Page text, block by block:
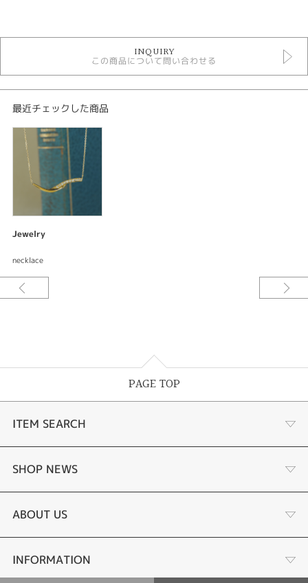
デジタルジュエリーリフォーム
オーダーメイド ネックレス
素材：K18イエローゴールド
サイズ：トップ縦約6.8mm 横約31㎜
加工：鏡面仕上げ
宝石：ダイアモンド
素材：K18イエローゴールド
サイズ：トップ縦約14.2mm 横約13.4㎜
宝石：ダイアモンド
ご要望をお伺いしながらデザインしてサンプル〈レジン〉を試着できる。何
度でも修正出来て試着できるので出来上がりの満足度が違う。安心してオー
デザインにダイアモンドをセッティングしたペンダントは左右が立体的に混
ざをるように。もう一つは太陽と月をモチーフにしたペンダントはサイズ感
をこだわり、ダイアモンドのサイズと使用する数を調整してデザインされた
INQUIRY
この商品について問い合わせる
最近チェックした商品
Jewelry
necklace
PAGE TOP
ITEM SEARCH
婚約指輪
手作り婚約指輪
結婚指輪
SHOP NEWS
デジタルジュエリー®とは
LINEdeオーダーメイドとは
ABOUT US
会社概要
INFORMATION